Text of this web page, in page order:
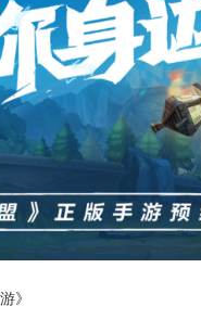
》